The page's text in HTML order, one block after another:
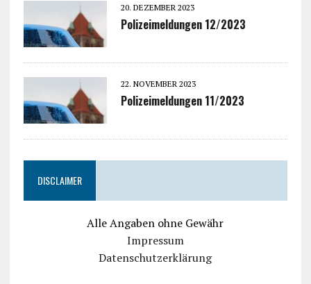
20. DEZEMBER 2023
Polizeimeldungen 12/2023
22. NOVEMBER 2023
Polizeimeldungen 11/2023
DISCLAIMER
Alle Angaben ohne Gewähr
Impressum
Datenschutzerklärung